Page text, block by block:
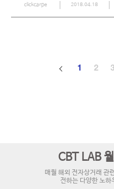
clickcarpe 2018.04.18
1 2
CBT LAB
매월 해외 전자상거래 관
전하는 다양한 노하